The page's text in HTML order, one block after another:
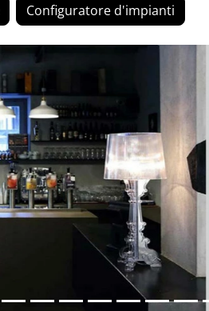
Configuratore d'impianti